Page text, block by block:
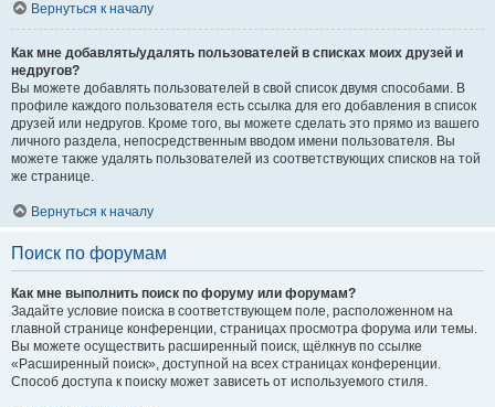
Вернуться к началу
Как мне добавлять/удалять пользователей в списках моих друзей и
недругов?
Вы можете добавлять пользователей в свой список двумя способами. В
профиле каждого пользователя есть ссылка для его добавления в список
друзей или недругов. Кроме того, вы можете сделать это прямо из вашего
личного раздела, непосредственным вводом имени пользователя. Вы
можете также удалять пользователей из соответствующих списков на той
же странице.
Вернуться к началу
Поиск по форумам
Как мне выполнить поиск по форуму или форумам?
Задайте условие поиска в соответствующем поле, расположенном на
главной странице конференции, страницах просмотра форума или темы.
Вы можете осуществить расширенный поиск, щёлкнув по ссылке
«Расширенный поиск», доступной на всех страницах конференции.
Способ доступа к поиску может зависеть от используемого стиля.